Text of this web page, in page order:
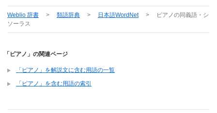
Weblio 辞書 > 類語辞典 > 日本語WordNet > ピアノの同義語・シ
ソーラス
「ピアノ」の関連ページ
「ピアノ」を解説文に含む用語の一覧
「ピアノ」を含む用語の索引